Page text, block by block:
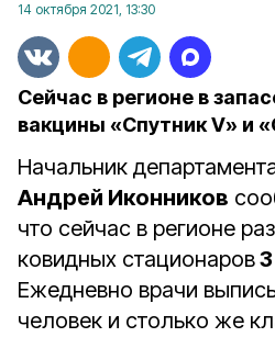
14 октября 2021, 13:30
Сейчас в регионе в
вакцины «Спутник V» и
Начальник
Андрей Иконников
что сейчас в регионе
ковидных стационаров
Ежедневно врачи
человек и столько же